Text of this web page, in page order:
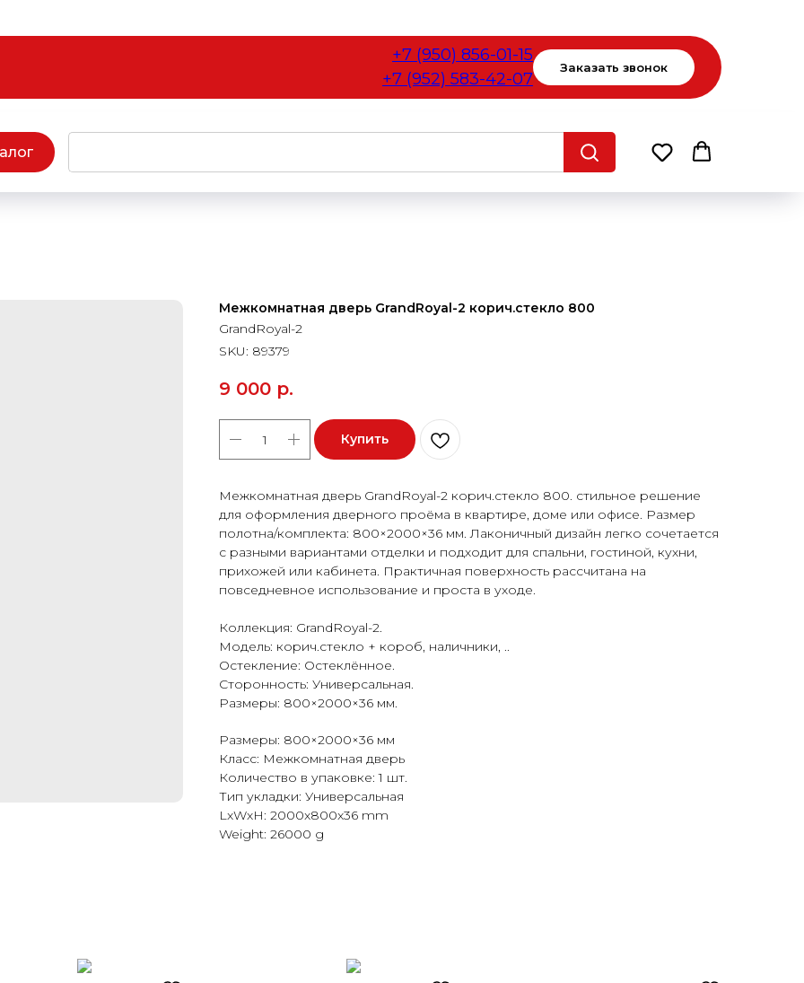
+7 (950) 856-01-15
+7 (952) 583-42-07
Заказать звонок
Межкомнатная дверь GrandRoyal-2 корич.стекло 800
GrandRoyal-2
SKU: 89379
9 000 р.
Купить
Межкомнатная дверь GrandRoyal-2 корич.стекло 800. стильное решение
для оформления дверного проёма в квартире, доме или офисе. Размер
полотна/комплекта: 800×2000×36 мм. Лаконичный дизайн легко сочетается
с разными вариантами отделки и подходит для спальни, гостиной, кухни,
прихожей или кабинета. Практичная поверхность рассчитана на
повседневное использование и проста в уходе.
Коллекция: GrandRoyal-2.
Модель: корич.стекло + короб, наличники, ..
Остекление: Остеклённое.
Сторонность: Универсальная.
Размеры: 800×2000×36 мм.
Размеры: 800×2000×36 мм
Класс: Межкомнатная дверь
Количество в упаковке: 1 шт.
Тип укладки: Универсальная
LxWxH: 2000x800x36 mm
Weight: 26000 g